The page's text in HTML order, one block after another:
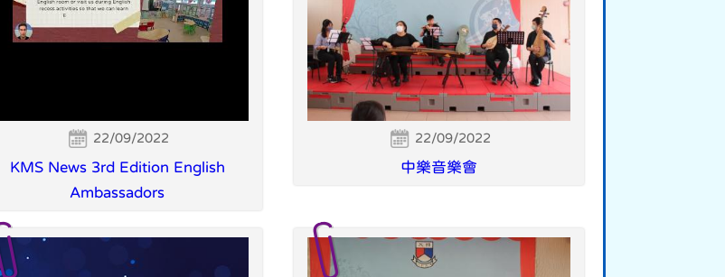
22/09/2022
KMS News 3rd Edition English
Ambassadors
22/09/2022
中樂音樂會